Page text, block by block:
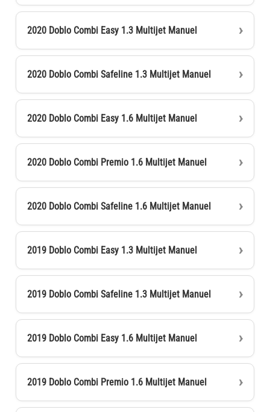
2020 Doblo Combi Easy 1.3 Multijet Manuel
2020 Doblo Combi Safeline 1.3 Multijet Manuel
2020 Doblo Combi Easy 1.6 Multijet Manuel
2020 Doblo Combi Premio 1.6 Multijet Manuel
2020 Doblo Combi Safeline 1.6 Multijet Manuel
2019 Doblo Combi Easy 1.3 Multijet Manuel
2019 Doblo Combi Safeline 1.3 Multijet Manuel
2019 Doblo Combi Easy 1.6 Multijet Manuel
2019 Doblo Combi Premio 1.6 Multijet Manuel